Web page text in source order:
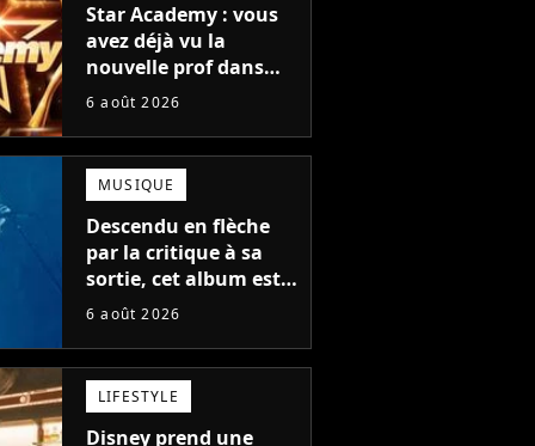
Star Academy : vous
avez déjà vu la
nouvelle prof dans
The Voice et aux
6 août 2026
MUSIQUE
Descendu en flèche
par la critique à sa
sortie, cet album est
en train de devenir le
auteur
6 août 2026
LIFESTYLE
Disney prend une